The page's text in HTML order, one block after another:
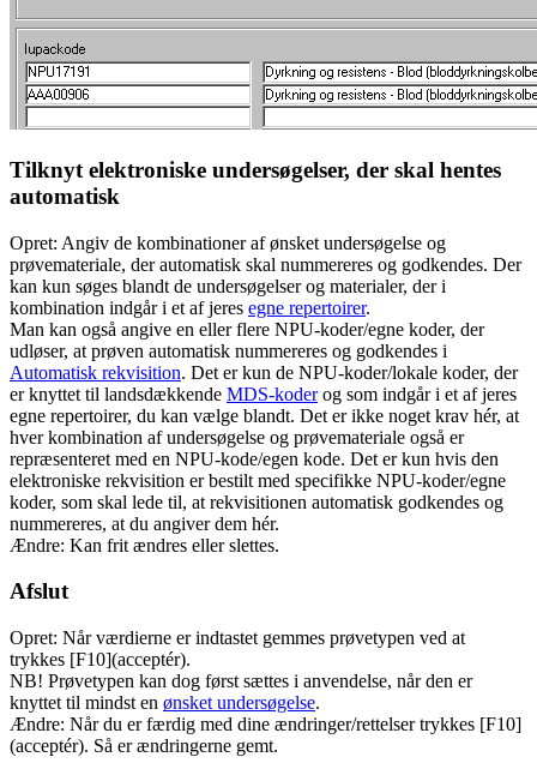
Tilknyt elektroniske undersøgelser, der skal hentes
automatisk
Opret: Angiv de kombinationer af ønsket undersøgelse og
prøvemateriale, der automatisk skal nummereres og godkendes. Der
kan kun søges blandt de undersøgelser og materialer, der i
kombination indgår i et af jeres egne repertoirer.
Man kan også angive en eller flere NPU-koder/egne koder, der
udløser, at prøven automatisk nummereres og godkendes i
Automatisk rekvisition. Det er kun de NPU-koder/lokale koder, der
er knyttet til landsdækkende MDS-koderog som indgår i et af jeres
egne repertoirer, du kan vælge blandt. Det er ikke noget krav hér, at
hver kombination af undersøgelse og prøvemateriale også er
repræsenteret med en NPU-kode/egen kode. Det er kun hvis den
elektroniske rekvisition er bestilt med specifikke NPU-koder/egne
koder, som skal lede til, at rekvisitionen automatisk godkendes og
nummereres, at du angiver dem hér.
Ændre: Kan frit ændres eller slettes.
Afslut
Opret: Når værdierne er indtastet gemmes prøvetypen ved at
trykkes [F10](acceptér).
NB! Prøvetypen kan dog først sættes i anvendelse, når den er
knyttet til mindst en ønsket undersøgelse.
Ændre: Når du er færdig med dine ændringer/rettelser trykkes [F10]
(acceptér). Så er ændringerne gemt.